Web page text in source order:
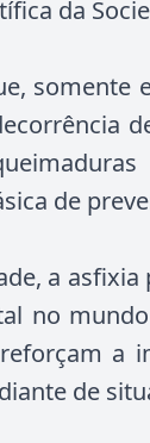
da
somente
de
a
no
a
de